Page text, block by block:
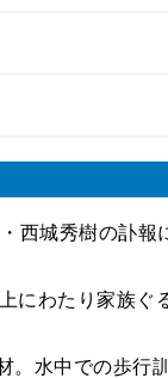
城秀樹の訃報
わたり家族ぐ
水中での歩行